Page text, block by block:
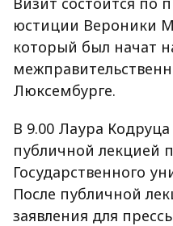
юстиции Вероники
который был начат
Люксембурге.
В 9.00 Лаура
публичной лекцией
Государственного
После публичной
заявления для